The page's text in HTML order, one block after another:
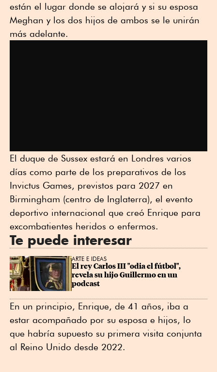
están el lugar donde se alojará y si su esposa
Meghan y los dos hijos de ambos se le unirán
más adelante.
El duque de Sussex estará en Londres varios
días como parte de los preparativos de los
Invictus Games, previstos para 2027 en
Birmingham (centro de Inglaterra), el evento
deportivo internacional que creó Enrique para
excombatientes heridos o enfermos.
Te puede interesar
ARTE E IDEAS
El rey Carlos III "odia el fútbol",
revela su hijo Guillermo en un
podcast
En un principio, Enrique, de 41 años, iba a
estar acompañado por su esposa e hijos, lo
que habría supuesto su primera visita conjunta
al Reino Unido desde 2022.